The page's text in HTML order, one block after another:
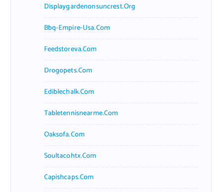
Displaygardenonsuncrest.org
Bbq-Empire-Usa.com
Feedstoreva.com
Drogopets.com
Ediblechalk.com
Tabletennisnearme.com
Oaksofa.com
Soultacohtx.com
Capishcaps.com